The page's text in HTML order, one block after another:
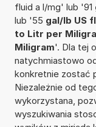
fluid a l/mg' lub '91
lub '55 gal/lb US
to Litr per
Miligram'. Dla tej
natychmiastowo
konkretnie zostać
Niezależnie od
wykorzystana,
wyszukiwania